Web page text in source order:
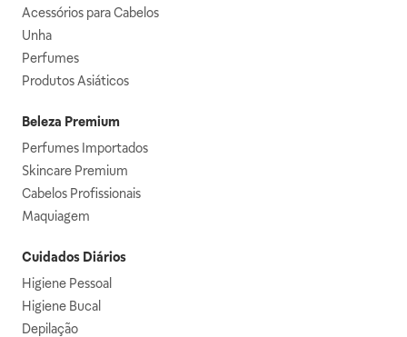
Acessórios para Cabelos
Unha
Perfumes
Produtos Asiáticos
Beleza Premium
Perfumes Importados
Skincare Premium
Cabelos Profissionais
Maquiagem
Cuidados Diários
Higiene Pessoal
Higiene Bucal
Depilação